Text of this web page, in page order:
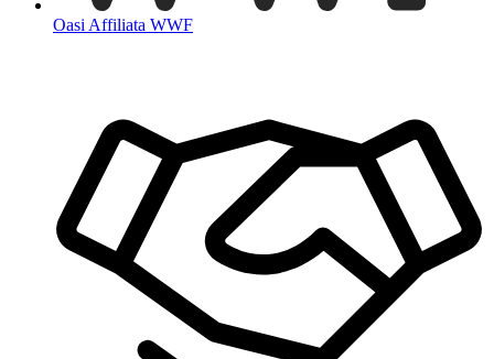
Oasi Affiliata WWF